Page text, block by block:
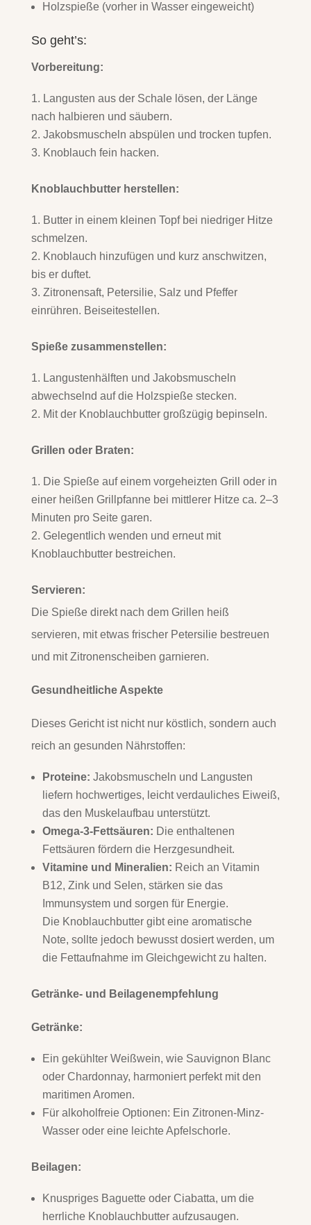
Holzspieße (vorher in Wasser eingeweicht)
So geht’s:
Vorbereitung:
Langusten aus der Schale lösen, der Länge
nach halbieren und säubern.
Jakobsmuscheln abspülen und trocken tupfen.
Knoblauch fein hacken.
Knoblauchbutter herstellen:
Butter in einem kleinen Topf bei niedriger Hitze
schmelzen.
Knoblauch hinzufügen und kurz anschwitzen,
bis er duftet.
Zitronensaft, Petersilie, Salz und Pfeffer
einrühren. Beiseitestellen.
Spieße zusammenstellen:
Langustenhälften und Jakobsmuscheln
abwechselnd auf die Holzspieße stecken.
Mit der Knoblauchbutter großzügig bepinseln.
Grillen oder Braten:
Die Spieße auf einem vorgeheizten Grill oder in
einer heißen Grillpfanne bei mittlerer Hitze ca. 2–3
Minuten pro Seite garen.
Gelegentlich wenden und erneut mit
Knoblauchbutter bestreichen.
Servieren:
Die Spieße direkt nach dem Grillen heiß
servieren, mit etwas frischer Petersilie bestreuen
und mit Zitronenscheiben garnieren.
Gesundheitliche Aspekte
Dieses Gericht ist nicht nur köstlich, sondern auch
reich an gesunden Nährstoffen:
Proteine: Jakobsmuscheln und Langusten
liefern hochwertiges, leicht verdauliches Eiweiß,
das den Muskelaufbau unterstützt.
Omega-3-Fettsäuren: Die enthaltenen
Fettsäuren fördern die Herzgesundheit.
Vitamine und Mineralien: Reich an Vitamin
B12, Zink und Selen, stärken sie das
Immunsystem und sorgen für Energie.
Die Knoblauchbutter gibt eine aromatische
Note, sollte jedoch bewusst dosiert werden, um
die Fettaufnahme im Gleichgewicht zu halten.
Getränke- und Beilagenempfehlung
Getränke:
Ein gekühlter Weißwein, wie Sauvignon Blanc
oder Chardonnay, harmoniert perfekt mit den
maritimen Aromen.
Für alkoholfreie Optionen: Ein Zitronen-Minz-
Wasser oder eine leichte Apfelschorle.
Beilagen:
Knuspriges Baguette oder Ciabatta, um die
herrliche Knoblauchbutter aufzusaugen.